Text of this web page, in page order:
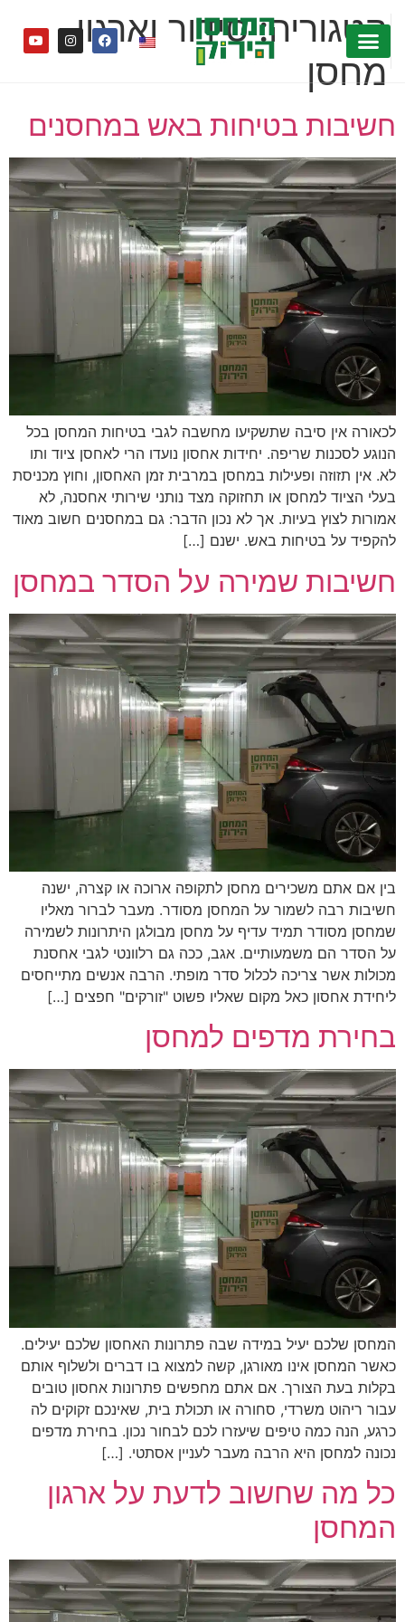
קטגוריה:סידור וארגון
מחסן
חשיבות בטיחות באש במחסנים
לכאורה אין סיבה שתשקיעו מחשבה לגבי בטיחות המחסן בכל
הנוגע לסכנות שריפה. יחידות אחסון נועדו הרי לאחסן ציוד ותו
לא. אין תזוזה ופעילות במחסן במרבית זמן האחסון, וחוץ מכניסת
בעלי הציוד למחסן או תחזוקה מצד נותני שירותי אחסנה, לא
אמורות לצוץ בעיות. אך לא נכון הדבר: גם במחסנים חשוב מאוד
להקפיד על בטיחות באש. ישנם […]
חשיבות שמירה על הסדר במחסן
בין אם אתם משכירים מחסן לתקופה ארוכה או קצרה, ישנה
חשיבות רבה לשמור על המחסן מסודר. מעבר לברור מאליו
שמחסן מסודר תמיד עדיף על מחסן מבולגן היתרונות לשמירה
על הסדר הם משמעותיים. אגב, ככה גם רלוונטי לגבי אחסנת
מכולות אשר צריכה לכלול סדר מופתי. הרבה אנשים מתייחסים
ליחידת אחסון כאל מקום שאליו פשוט "זורקים" חפצים […]
בחירת מדפים למחסן
המחסן שלכם יעיל במידה שבה פתרונות האחסון שלכם יעילים.
כאשר המחסן אינו מאורגן, קשה למצוא בו דברים ולשלוף אותם
בקלות בעת הצורך. אם אתם מחפשים פתרונות אחסון טובים
עבור ריהוט משרדי, סחורה או תכולת בית, שאינכם זקוקים לה
כרגע, הנה כמה טיפים שיעזרו לכם לבחור נכון. בחירת מדפים
נכונה למחסן היא הרבה מעבר לעניין אסתטי. […]
כל מה שחשוב לדעת על ארגון
המחסן